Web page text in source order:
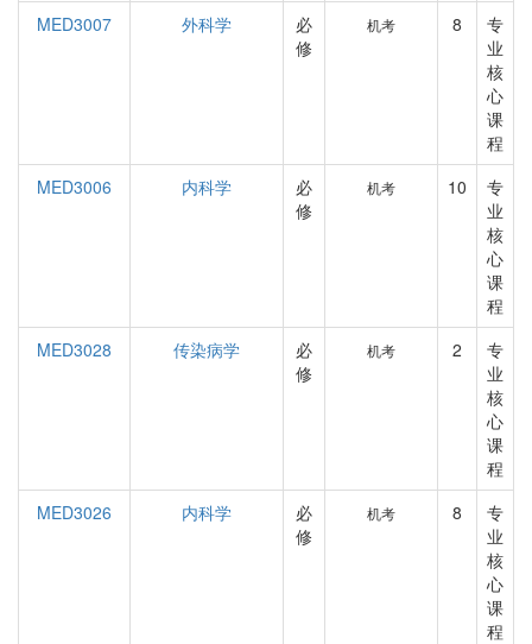
MED3007
外科学
必
修
机考 8
专
业
核
心
课
程
MED3006
内科学
必
修
机考 10
专
业
核
心
课
程
MED3028
传染病学
必
修
机考 2
专
业
核
心
课
程
MED3026
内科学
必
修
机考 8
专
业
核
心
课
程